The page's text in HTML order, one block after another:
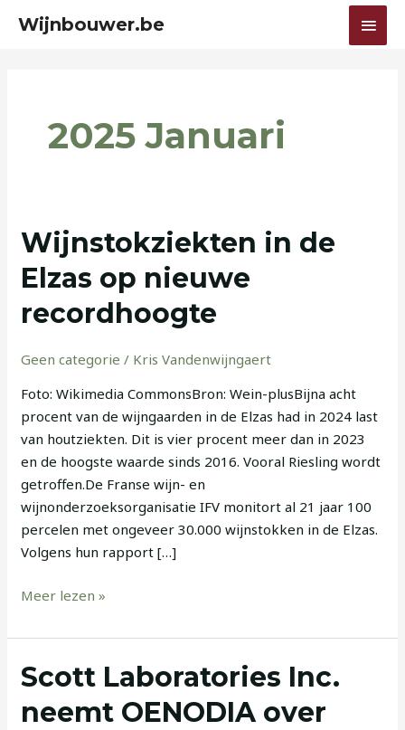
naarWijnbouwer.be
2025 Januari
Wijnstokziekten in de
Elzas op nieuwe
recordhoogte
Geen categorie / Kris Vandenwijngaert
Foto: Wikimedia CommonsBron: Wein-plusBijna acht
procent van de wijngaarden in de Elzas had in 2024 last
van houtziekten. Dit is vier procent meer dan in 2023
en de hoogste waarde sinds 2016. Vooral Riesling wordt
getroffen.De Franse wijn- en
wijnonderzoeksorganisatie IFV monitort al 21 jaar 100
percelen met ongeveer 30.000 wijnstokken in de Elzas.
Volgens hun rapport […]
Wijnstokziekten
in
de
Elzas
op
recordhoogte
Meer lezen »
Scott Laboratories Inc.
neemt OENODIA over
Scott
Laboratories
Inc.